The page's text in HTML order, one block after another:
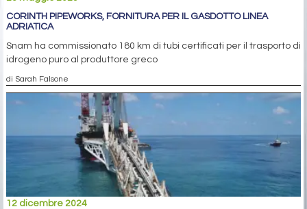
CORINTH PIPEWORKS, FORNITURA PER IL GASDOTTO LINEA
ADRIATICA
Snam ha commissionato 180 km di tubi certificati per il trasporto di
idrogeno puro al produttore greco
di Sarah Falsone
12 dicembre 2024